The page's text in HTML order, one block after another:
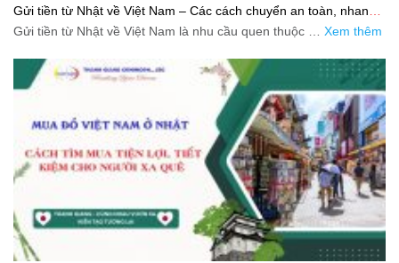
Gửi tiền từ Nhật về Việt Nam – Các cách chuyển an toàn, nhanh
và tiết kiệm
Gửi tiền từ Nhật về Việt Nam là nhu cầu quen thuộc … Xem thêm